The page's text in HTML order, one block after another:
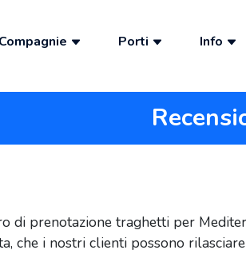
Compagnie Porti Info
di prenotazione traghetti per
che i nostri clienti possono